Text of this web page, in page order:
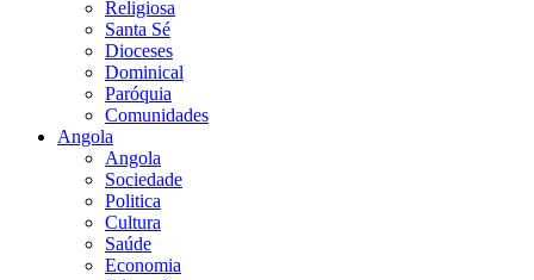
Religiosa
Santa Sé
Dioceses
Dominical
Paróquia
Comunidades
Angola
Angola
Sociedade
Politica
Cultura
Saúde
Economia